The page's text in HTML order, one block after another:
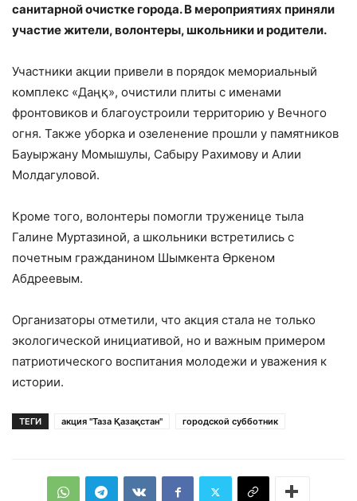
санитарной очистке города. В мероприятиях приняли
участие жители, волонтеры, школьники и родители.
Участники акции привели в порядок мемориальный
комплекс «Даңқ», очистили плиты с именами
фронтовиков и благоустроили территорию у Вечного
огня. Также уборка и озеленение прошли у памятников
Бауыржану Момышулы, Сабыру Рахимову и Алии
Молдагуловой.
Кроме того, волонтеры помогли труженице тыла
Галине Муртазиной, а школьники встретились с
почетным гражданином Шымкента Өркеном
Абдреевым.
Организаторы отметили, что акция стала не только
экологической инициативой, но и важным примером
патриотического воспитания молодежи и уважения к
истории.
ТЕГИ акция "Таза Қазақстан" городской субботник